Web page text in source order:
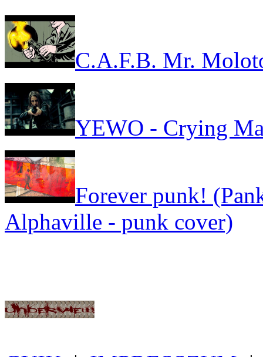
C.A.F.B. Mr.
YEWO - Crying
Forever punk!
Alphaville - punk cover)